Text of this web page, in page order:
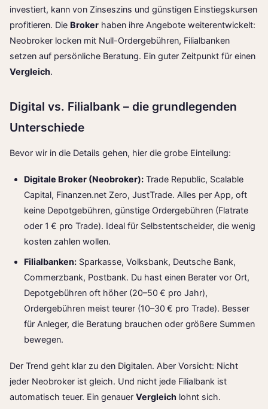
investiert, kann von Zinseszins und günstigen Einstiegskursen
profitieren. Die Broker haben ihre Angebote weiterentwickelt:
Neobroker locken mit Null-Ordergebühren, Filialbanken
setzen auf persönliche Beratung. Ein guter Zeitpunkt für einen
Vergleich.
Digital vs. Filialbank – die grundlegenden
Unterschiede
Bevor wir in die Details gehen, hier die grobe Einteilung:
Digitale Broker (Neobroker): Trade Republic, Scalable
Capital, Finanzen.net Zero, JustTrade. Alles per App, oft
keine Depotgebühren, günstige Ordergebühren (Flatrate
oder 1 € pro Trade). Ideal für Selbstentscheider, die wenig
kosten zahlen wollen.
Filialbanken: Sparkasse, Volksbank, Deutsche Bank,
Commerzbank, Postbank. Du hast einen Berater vor Ort,
Depotgebühren oft höher (20–50 € pro Jahr),
Ordergebühren meist teurer (10–30 € pro Trade). Besser
für Anleger, die Beratung brauchen oder größere Summen
bewegen.
Der Trend geht klar zu den Digitalen. Aber Vorsicht: Nicht
jeder Neobroker ist gleich. Und nicht jede Filialbank ist
automatisch teuer. Ein genauer Vergleich lohnt sich.